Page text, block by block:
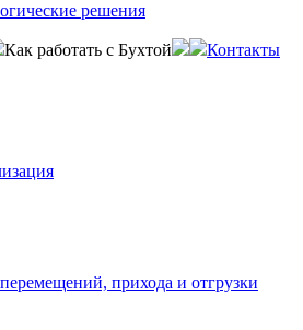
решения
Как работать с Бухтой Контакты
прихода и отгрузки